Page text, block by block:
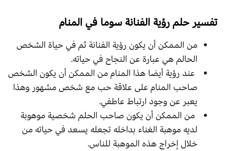
تفسير حلم رؤية الفنانة سوما في المنام
من الممكن أن يكون رؤية الفنانة ثم في حياة الشخص
الحالم هي عبارة عن النجاح في حياته.
عند رؤية أيضا هذا المنام من الممكن أن يكون الشخص
صاحب المنام على علاقة حب مع شخص مشهور وهذا
يعبر عن وجود ارتباط عاطفي.
من الممكن أن يكون صاحب الحلم شخصية موهوبة
لديه موهبة الغناء بداخله تجعله يسعد في حياته من
خلال إخراج هذه الموهبة للناس.